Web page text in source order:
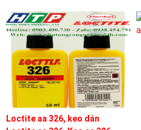
Loctite aa 326, keo dán